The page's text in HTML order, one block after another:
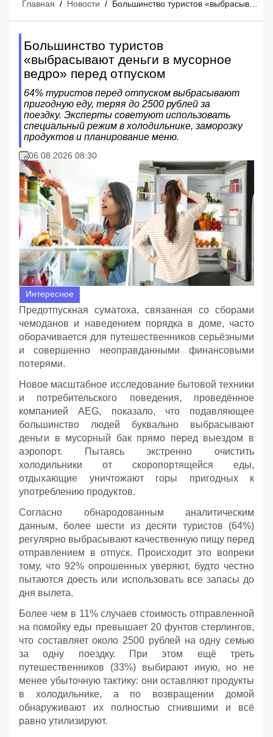
Главная / Новости /
Большинство туристов
«выбрасывают деньги в мусорное
ведро» перед отпуском
64% туристов перед отпуском выбрасывают
пригодную еду, теряя до 2500 рублей за
поездку. Эксперты советуют использовать
специальный режим в холодильнике, заморозку
продуктов и планирование меню.
06.08.2026 08:30
Интересное
Предотпускная суматоха, связанная со сборами
чемоданов и наведением порядка в доме, часто
оборачивается для путешественников серьёзными
и совершенно неоправданными финансовыми
потерями.
Новое масштабное исследование бытовой техники
и потребительского поведения, проведённое
компанией AEG, показало, что подавляющее
большинство людей буквально выбрасывают
деньги в мусорный бак прямо перед выездом в
аэропорт. Пытаясь экстренно очистить
холодильники от скоропортящейся еды,
отдыхающие уничтожают горы пригодных к
употреблению продуктов.
Согласно обнародованным аналитическим
данным, более шести из десяти туристов (64%)
регулярно выбрасывают качественную пищу перед
отправлением в отпуск. Происходит это вопреки
тому, что 92% опрошенных уверяют, будто честно
пытаются доесть или использовать все запасы до
дня вылета.
Более чем в 11% случаев стоимость отправленной
на помойку еды превышает 20 фунтов стерлингов,
что составляет около 2500 рублей на одну семью
за одну поездку. При этом ещё треть
путешественников (33%) выбирают иную, но не
менее убыточную тактику: они оставляют продукты
в холодильнике, а по возвращении домой
обнаруживают их полностью сгнившими и всё
равно утилизируют.